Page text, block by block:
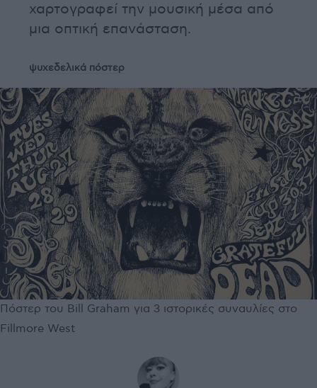
χαρτογραφεί την μουσική μέσα από
μια οπτική επανάσταση.
ψυχεδελικά πόστερ
Πόστερ του Bill Graham για 3 ιστορικές συναυλίες στο
Fillmore West